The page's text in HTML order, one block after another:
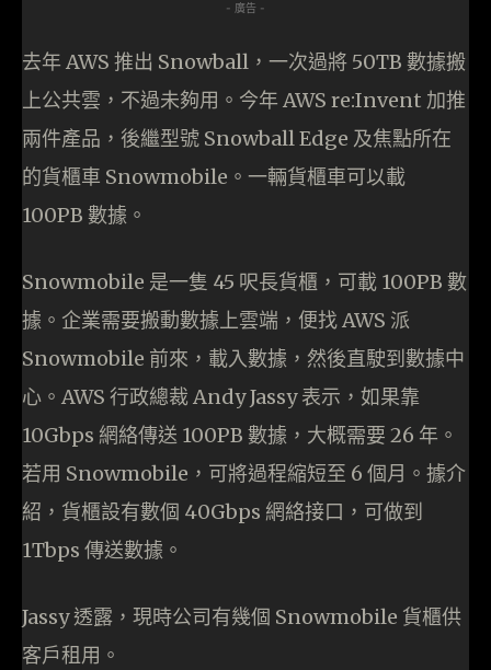
- 廣告 -
去年 AWS 推出 Snowball，一次過將 50TB 數據搬
上公共雲，不過未夠用。今年 AWS re:Invent 加推
兩件產品，後繼型號 Snowball Edge 及焦點所在
的貨櫃車 Snowmobile。一輛貨櫃車可以載
100PB 數據。
Snowmobile 是一隻 45 呎長貨櫃，可載 100PB 數
據。企業需要搬動數據上雲端，便找 AWS 派
Snowmobile 前來，載入數據，然後直駛到數據中
心。AWS 行政總裁 Andy Jassy 表示，如果靠
10Gbps 網絡傳送 100PB 數據，大概需要 26 年。
若用 Snowmobile，可將過程縮短至 6 個月。據介
紹，貨櫃設有數個 40Gbps 網絡接口，可做到
1Tbps 傳送數據。
Jassy 透露，現時公司有幾個 Snowmobile 貨櫃供
客戶租用。